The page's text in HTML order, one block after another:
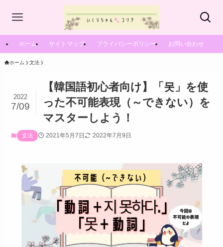
ホーム サイトマップ プライバシーポリシー お問い合わせ
ホーム 文法
【韓国語初心者向け】「못」を使
った不可能表現（～できない）を
マスターしよう！
2022
7/09
文法 2021年5月7日 2022年7月9日